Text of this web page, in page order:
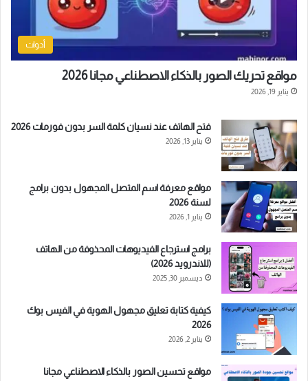
أدوات
مواقع تحريك الصور بالذكاء الاصطناعي مجانا 2026
يناير 19, 2026
فتح الهاتف عند نسيان كلمة السر بدون فورمات 2026
يناير 13, 2026
مواقع معرفة اسم المتصل المجهول بدون برامج
لسنة 2026
يناير 1, 2026
برامج استرجاع الفيديوهات المحذوفة من الهاتف
(للاندرويد 2026)
ديسمبر 30, 2025
كيفية كتابة تعليق مجهول الهوية في الفيس بوك
2026
يناير 2, 2026
مواقع تحسين الصور بالذكاء الاصطناعي مجانا